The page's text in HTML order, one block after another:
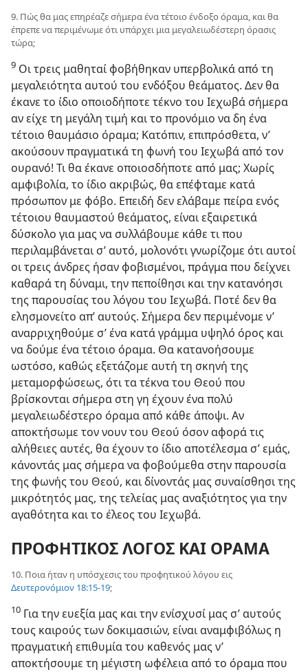
9. Πώς θα μας επηρέαζε σήμερα ένα τέτοιο ένδοξο όραμα, και θα
έπρεπε να περιμένωμε ότι υπάρχει μια μεγαλειωδέστερη όρασις
τώρα;
9 Οι τρεις μαθηταί φοβήθηκαν υπερβολικά από τη
μεγαλειότητα αυτού του ενδόξου θεάματος. Δεν θα
έκανε το ίδιο οποιοδήποτε τέκνο του Ιεχωβά σήμερα
αν είχε τη μεγάλη τιμή και το προνόμιο να δη ένα
τέτοιο θαυμάσιο όραμα; Κατόπιν, επιπρόσθετα, ν’
ακούσουν πραγματικά τη φωνή του Ιεχωβά από τον
ουρανό! Τι θα έκανε οποιοσδήποτε από μας; Χωρίς
αμφιβολία, το ίδιο ακριβώς, θα επέφταμε κατά
πρόσωπον με φόβο. Επειδή δεν ελάβαμε πείρα ενός
τέτοιου θαυμαστού θεάματος, είναι εξαιρετικά
δύσκολο για μας να συλλάβουμε κάθε τι που
περιλαμβάνεται σ’ αυτό, μολονότι γνωρίζομε ότι αυτοί
οι τρεις άνδρες ήσαν φοβισμένοι, πράγμα που δείχνει
καθαρά τη δύναμι, την πεποίθησι και την κατανόησι
της παρουσίας του λόγου του Ιεχωβά. Ποτέ δεν θα
ελησμονείτο απ’ αυτούς. Σήμερα δεν περιμένομε ν’
αναρριχηθούμε σ’ ένα κατά γράμμα υψηλό όρος και
να δούμε ένα τέτοιο όραμα. Θα κατανοήσουμε
ωστόσο, καθώς εξετάζομε αυτή τη σκηνή της
μεταμορφώσεως, ότι τα τέκνα του Θεού που
βρίσκονται σήμερα στη γη έχουν ένα πολύ
μεγαλειωδέστερο όραμα από κάθε άποψι. Αν
αποκτήσωμε τον νουν του Θεού όσον αφορά τις
αλήθειες αυτές, θα έχουν το ίδιο αποτέλεσμα σ’ εμάς,
κάνοντάς μας σήμερα να φοβούμεθα στην παρουσία
της φωνής του Θεού, και δίνοντάς μας συναίσθησι της
μικρότητός μας, της τελείας μας αναξιότητος για την
αγαθότητα και το έλεος του Ιεχωβά.
ΠΡΟΦΗΤΙΚΟΣ ΛΟΓΟΣ ΚΑΙ ΟΡΑΜΑ
10. Ποια ήταν η υπόσχεσις του προφητικού λόγου εις
Δευτερονόμιον 18:15-19;
10 Για την ευεξία μας και την ενίσχυσί μας σ’ αυτούς
τους καιρούς των δοκιμασιών, είναι αναμφιβόλως η
πραγματική επιθυμία του καθενός μας ν’
αποκτήσουμε τη μέγιστη ωφέλεια από το όραμα που